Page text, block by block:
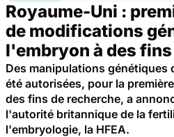
Royaume-Uni :
de modifications
l'embryon à des
Des manipulations
été autorisées, pour la
des fins de recherche, a
l'autorité britannique de la
l'embryologie, la HFEA.